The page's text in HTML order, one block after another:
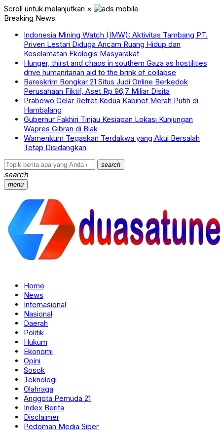
Scroll untuk melanjutkan ×
Breaking News
Indonesia Mining Watch (IMW): Aktivitas Tambang PT.
Priven Lestari Diduga Ancam Ruang Hidup dan
Keselamatan Ekologis Masyarakat
Hunger, thirst and chaos in southern Gaza as hostilities
drive humanitarian aid to the brink of collapse
Bareskrim Bongkar 21 Situs Judi Online Berkedok
Perusahaan Fiktif, Aset Rp 96,7 Miliar Disita
Prabowo Gelar Retret Kedua Kabinet Merah Putih di
Hambalang
Gubernur Fakhiri Tinjau Kesiapan Lokasi Kunjungan
Wapres Gibran di Biak
Wamenkum Tegaskan Terdakwa yang Akui Bersalah
Tetap Disidangkan
search
search
menu
Home
News
Internasional
Nasional
Daerah
Politik
Hukum
Ekonomi
Opini
Sosok
Teknologi
Olahraga
Anggota Pemuda 21
Index Berita
Disclaimer
Pedoman Media Siber